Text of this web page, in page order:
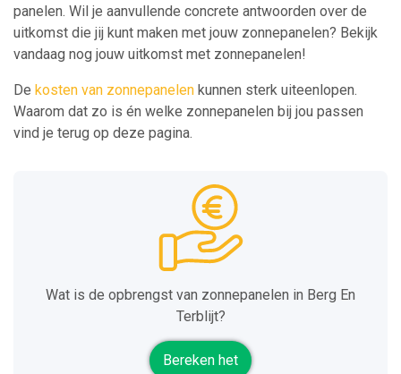
panelen. Wil je aanvullende concrete antwoorden over de
uitkomst die jij kunt maken met jouw zonnepanelen? Bekijk
vandaag nog jouw uitkomst met zonnepanelen!
De kosten van zonnepanelen kunnen sterk uiteenlopen.
Waarom dat zo is én welke zonnepanelen bij jou passen
vind je terug op deze pagina.
Wat is de opbrengst van zonnepanelen in Berg En
Terblijt?
Bereken het